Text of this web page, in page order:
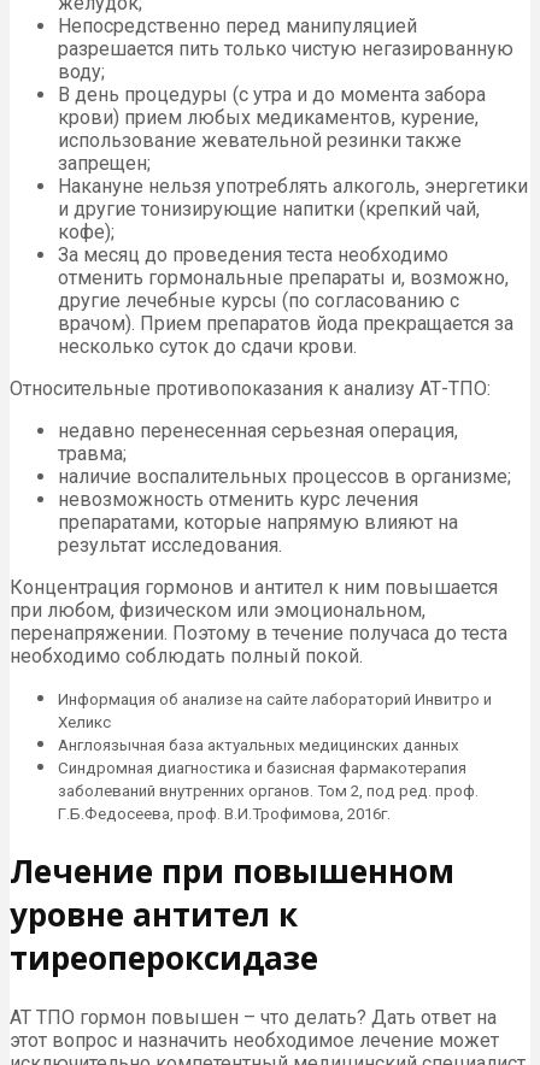
Непосредственно перед манипуляцией
разрешается пить только чистую негазированную
воду;
В день процедуры (с утра и до момента забора
крови) прием любых медикаментов, курение,
использование жевательной резинки также
запрещен;
Накануне нельзя употреблять алкоголь, энергетики
и другие тонизирующие напитки (крепкий чай,
кофе);
За месяц до проведения теста необходимо
отменить гормональные препараты и, возможно,
другие лечебные курсы (по согласованию с
врачом). Прием препаратов йода прекращается за
несколько суток до сдачи крови.
Относительные противопоказания к анализу АТ-ТПО:
недавно перенесенная серьезная операция,
травма;
наличие воспалительных процессов в организме;
невозможность отменить курс лечения
препаратами, которые напрямую влияют на
результат исследования.
Концентрация гормонов и антител к ним повышается
при любом, физическом или эмоциональном,
перенапряжении. Поэтому в течение получаса до теста
необходимо соблюдать полный покой.
Информация об анализе на сайте лабораторий Инвитро и
Хеликс
Англоязычная база актуальных медицинских данных
Синдромная диагностика и базисная фармакотерапия
заболеваний внутренних органов. Том 2, под ред. проф.
Г.Б.Федосеева, проф. В.И.Трофимова, 2016г.
Лечение при повышенном
уровне антител к
тиреопероксидазе
АТ ТПО гормон повышен – что делать? Дать ответ на
этот вопрос и назначить необходимое лечение может